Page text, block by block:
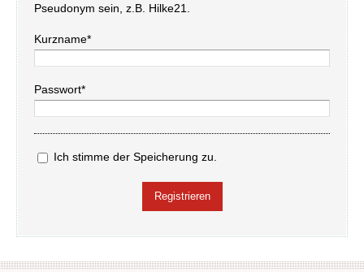
Pseudonym sein, z.B. Hilke21.
Kurzname*
Passwort*
Ich stimme der Speicherung zu.